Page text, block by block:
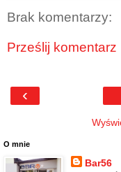
Brak komentarzy:
Prześlij komentarz
‹
O mnie
Bar56